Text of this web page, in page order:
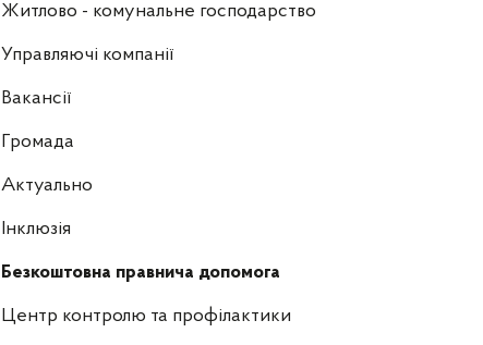
Житлово - комунальне господарство
Управляючі компанії
Ваканcії
Громада
Актуально
Інклюзія
Безкоштовна правнича допомога
Центр контролю та профілактики